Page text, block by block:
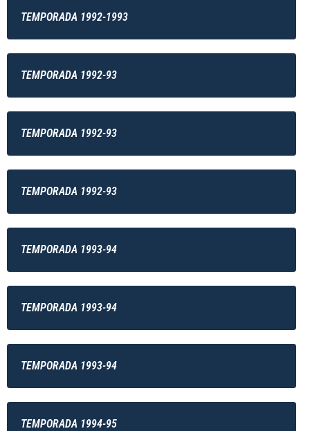
TEMPORADA 1992-1993
TEMPORADA 1992-93
TEMPORADA 1992-93
TEMPORADA 1992-93
TEMPORADA 1993-94
TEMPORADA 1993-94
TEMPORADA 1993-94
TEMPORADA 1994-95